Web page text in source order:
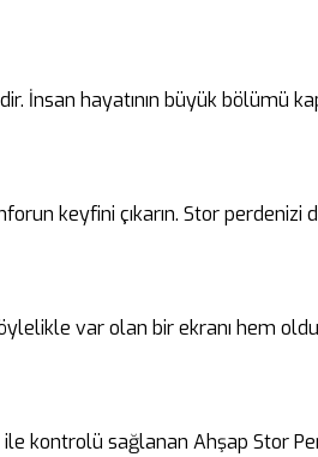
İnsan hayatının büyük bölümü
keyfini çıkarın. Stor perdenizi
var olan bir ekranı hem
kontrolü sağlanan Ahşap Stor